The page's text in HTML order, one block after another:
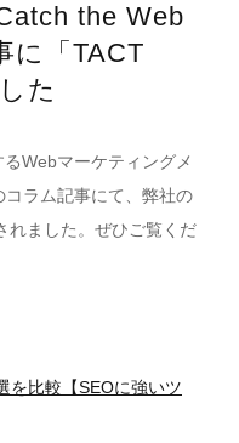
the Web
に「TACT
た
Webマーケティングメ
コラム記事にて、弊社の
れました。ぜひご覧くだ
を比較【SEOに強いツ